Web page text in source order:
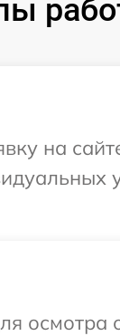
на
осмотра